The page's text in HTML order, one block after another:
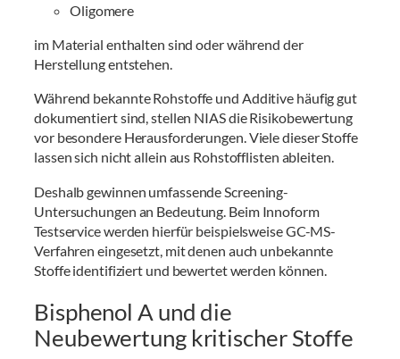
Oligomere
im Material enthalten sind oder während der
Herstellung entstehen.
Während bekannte Rohstoffe und Additive häufig gut
dokumentiert sind, stellen NIAS die Risikobewertung
vor besondere Herausforderungen. Viele dieser Stoffe
lassen sich nicht allein aus Rohstofflisten ableiten.
Deshalb gewinnen umfassende Screening-
Untersuchungen an Bedeutung. Beim Innoform
Testservice werden hierfür beispielsweise GC-MS-
Verfahren eingesetzt, mit denen auch unbekannte
Stoffe identifiziert und bewertet werden können.
Bisphenol A und die
Neubewertung kritischer Stoffe